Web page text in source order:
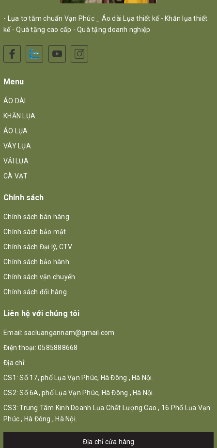
- Lụa tơ tằm chuẩn Vạn Phúc _ Áo dài Lụa thiết kế - Khăn lụa thiết
kế - Quà tặng cao cấp - Quà tặng doanh nghiệp
Menu
ÁO DÀI
KHĂN LỤA
ÁO LỤA
VÁY LỤA
VẢI LỤA
CÀ VẠT
Chính sách
Chính sách bán hàng
Chính sách bảo mật
Chính sách Đại lý, CTV
Chính sách bảo hành
Chính sách vận chuyển
Chính sách đổi hàng
Liên hệ với chúng tôi
Email: sacluangannam@gmail.com
Điện thoại: 0585888668
Địa chỉ:
CS1: Số 17, phố Lụa Vạn Phúc, Hà Đông , Hà Nội.
CS2: Số 6A, phố Lụa Vạn Phúc, Hà Đông , Hà Nội.
CS3: Trung Tâm Kinh Doanh Lụa Chất Lượng Cao , 16 Phố Lụa Vạn
Phúc , Hà Đông , Hà Nội.
Địa chỉ cửa hàng